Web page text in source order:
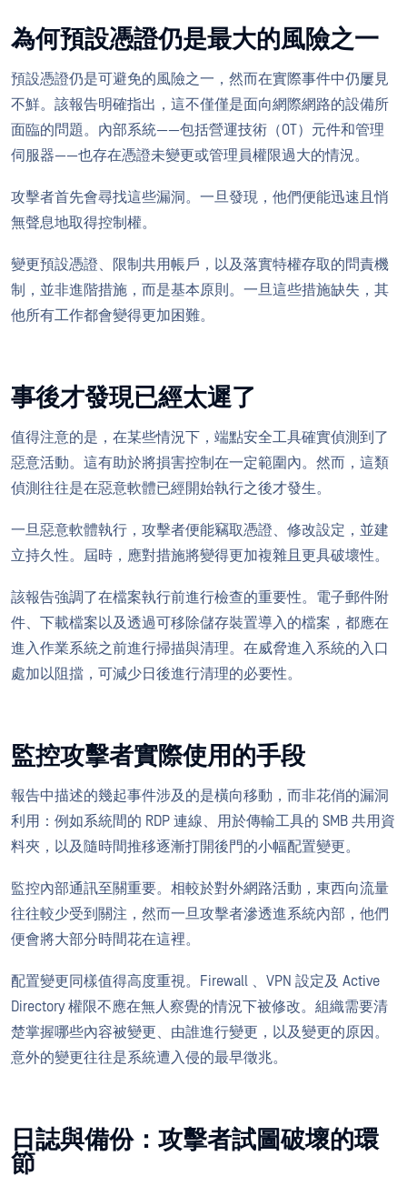
為何預設憑證仍是最大的風險之一
預設憑證仍是可避免的風險之一，然而在實際事件中仍屢見
不鮮。該報告明確指出，這不僅僅是面向網際網路的設備所
面臨的問題。內部系統——包括營運技術（OT）元件和管理
伺服器——也存在憑證未變更或管理員權限過大的情況。
攻擊者首先會尋找這些漏洞。一旦發現，他們便能迅速且悄
無聲息地取得控制權。
變更預設憑證、限制共用帳戶，以及落實特權存取的問責機
制，並非進階措施，而是基本原則。一旦這些措施缺失，其
他所有工作都會變得更加困難。
事後才發現已經太遲了
值得注意的是，在某些情況下，端點安全工具確實偵測到了
惡意活動。這有助於將損害控制在一定範圍內。然而，這類
偵測往往是在惡意軟體已經開始執行之後才發生。
一旦惡意軟體執行，攻擊者便能竊取憑證、修改設定，並建
立持久性。屆時，應對措施將變得更加複雜且更具破壞性。
該報告強調了在檔案執行前進行檢查的重要性。電子郵件附
件、下載檔案以及透過可移除儲存裝置導入的檔案，都應在
進入作業系統之前進行掃描與清理。在威脅進入系統的入口
處加以阻擋，可減少日後進行清理的必要性。
監控攻擊者實際使用的手段
報告中描述的幾起事件涉及的是橫向移動，而非花俏的漏洞
利用：例如系統間的 RDP 連線、用於傳輸工具的 SMB 共用資
料夾，以及隨時間推移逐漸打開後門的小幅配置變更。
監控內部通訊至關重要。相較於對外網路活動，東西向流量
往往較少受到關注，然而一旦攻擊者滲透進系統內部，他們
便會將大部分時間花在這裡。
配置變更同樣值得高度重視。Firewall 、VPN 設定及 Active
Directory 權限不應在無人察覺的情況下被修改。組織需要清
楚掌握哪些內容被變更、由誰進行變更，以及變更的原因。
意外的變更往往是系統遭入侵的最早徵兆。
日誌與備份：攻擊者試圖破壞的環
節